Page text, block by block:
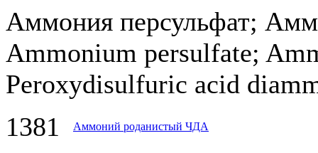
Аммония персульфат;
Ammonium persulfate;
Peroxydisulfuric acid
1381
Аммоний роданистый ЧДА